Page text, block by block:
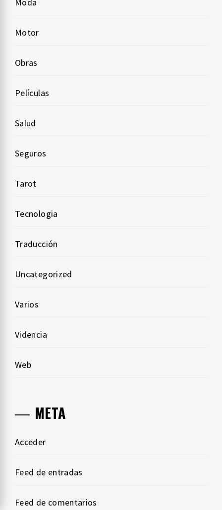
Moda
Motor
Obras
Películas
Salud
Seguros
Tarot
Tecnologia
Traducción
Uncategorized
Varios
Videncia
Web
META
Acceder
Feed de entradas
Feed de comentarios